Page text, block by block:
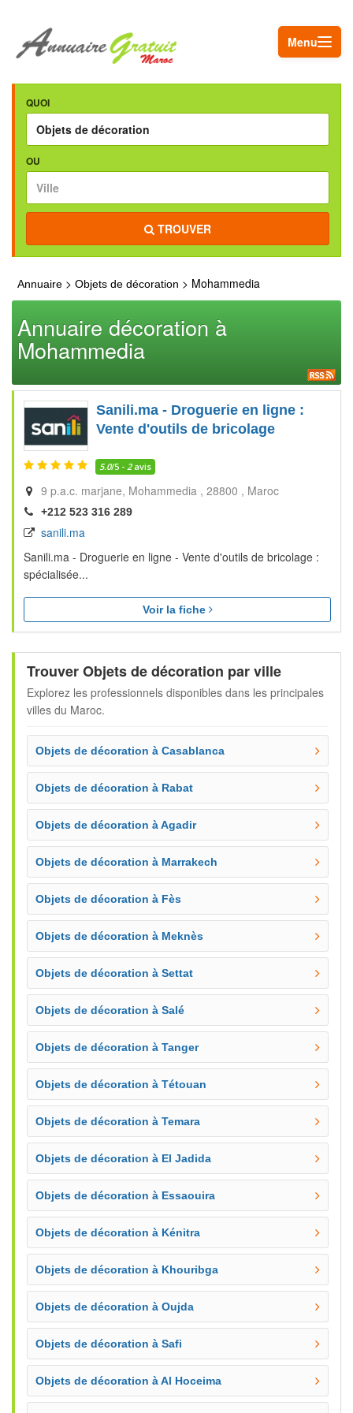
Menu
QUOI
OU
TROUVER
Annuaire > Objets de décoration > Mohammedia
Annuaire décoration à
Mohammedia
Sanili.ma - Droguerie en ligne :
Vente d'outils de bricolage
5.0/5 - 2avis
9 p.a.c. marjane Mohammedia 28800 Maroc
+212 523 316 289
sanili.ma
Sanili.ma - Droguerie en ligne - Vente d'outils de bricolage :
spécialisée...
Voir la fiche
Trouver Objets de décoration par ville
Explorez les professionnels disponibles dans les principales
villes du Maroc.
Objets de décoration à Casablanca
Objets de décoration à Rabat
Objets de décoration à Agadir
Objets de décoration à Marrakech
Objets de décoration à Fès
Objets de décoration à Meknès
Objets de décoration à Settat
Objets de décoration à Salé
Objets de décoration à Tanger
Objets de décoration à Tétouan
Objets de décoration à Temara
Objets de décoration à El Jadida
Objets de décoration à Essaouira
Objets de décoration à Kénitra
Objets de décoration à Khouribga
Objets de décoration à Oujda
Objets de décoration à Safi
Objets de décoration à Al Hoceima